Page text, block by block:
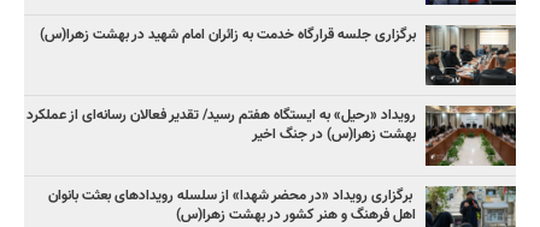
برگزاری جلسه قرارگاه خدمت به زائران امام شهید در بهشت زهرا(س)
رویداد «رحیل» به ایستگاه هفتم رسید/ تقدیر فعالان رسانه‌ای از عملکرد
بهشت زهرا(س) در جنگ اخیر
برگزاری رویداد «در محضر شهدا» از سلسله رویدادهای بعثت بانوان
اهل فرهنگ و هنر کشور در بهشت زهرا(س)